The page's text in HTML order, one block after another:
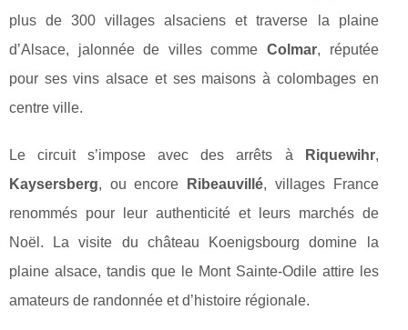
plus de 300 villages alsaciens et traverse la plaine
d’Alsace, jalonnée de villes comme Colmar, réputée
pour ses vins alsace et ses maisons à colombages en
centre ville.
Le circuit s’impose avec des arrêts à Riquewihr,
Kaysersberg, ou encore Ribeauvillé, villages France
renommés pour leur authenticité et leurs marchés de
Noël. La visite du château Koenigsbourg domine la
plaine alsace, tandis que le Mont Sainte-Odile attire les
amateurs de randonnée et d’histoire régionale.